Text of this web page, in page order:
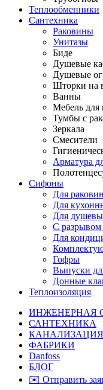
Теплообменники
Сантехника
Раковины
Унитазы
Биде
Душевые
Душевые
Шторки на
Ванны
Мебель для
Тумбы с
Зеркала
Смесители
Арматура
Сифоны
Для
Для
Для
С разрывом
Для
Гофры
Выпуски
Донные
Теплоизоляция
ИНЖЕНЕРНАЯ
САНТЕХНИКА
КАНАЛИЗАЦИЯ
ФАБРИКИ
Danfoss
БЛОГ
✉️ Отправить